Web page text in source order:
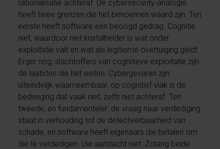
rationalisatie achteraf. De cybersecurity-analogie
heeft twee grenzen die het benoemen waard zijn. Ten
eerste heeft software een beoogd gedrag. Cognitie
niet, waardoor niet kristalhelder is wat onder
exploitatie valt en wat als legitieme overtuiging geldt.
Erger nog: slachtoffers van cognitieve exploitatie zijn
de laatsten die het weten. Cybergevaren zijn
uiteindelijk waarneembaar, op cognitief vlak is de
bedreiging dat vaak niet, zelfs niet achteraf. Ten
tweede, en fundamenteler: de vraag naar verdediging
staat in verhouding tot de detecteerbaarheid van
schade, en software heeft eigenaars die betalen om
die te verdedigen. Uw aandacht niet. Zolang beide